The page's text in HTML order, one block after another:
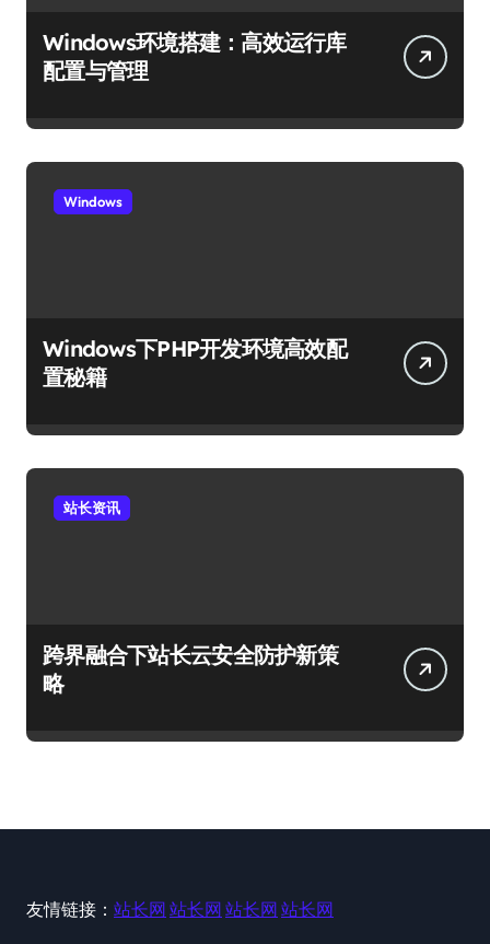
Windows环境搭建：高效运行库
配置与管理
Windows
Windows下PHP开发环境高效配
置秘籍
站长资讯
跨界融合下站长云安全防护新策
略
友情链接： 站长网 站长网 站长网 站长网